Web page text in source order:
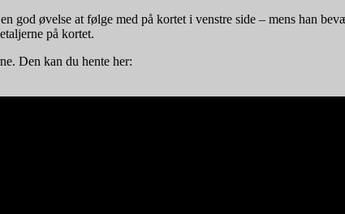
god øvelse at følge med på kortet i venstre side – mens han
på kortet.
Den kan du hente her: